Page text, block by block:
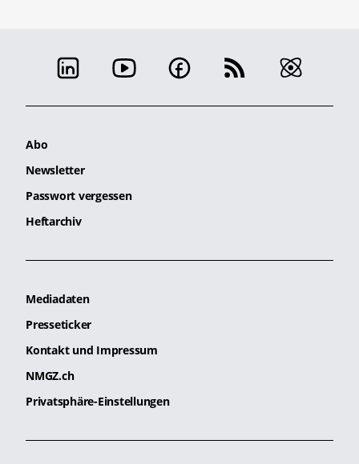
Abo
Newsletter
Passwort vergessen
Heftarchiv
Mediadaten
Presseticker
Kontakt und Impressum
NMGZ.ch
Privatsphäre-Einstellungen